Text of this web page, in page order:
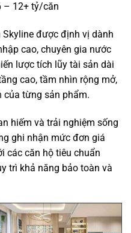
– 12+ tỷ/căn
Skyline được định vị dành
cao, chuyên gia nước
lược tích lũy tài sản dài
cao, tầm nhìn rộng mở,
của từng sản phẩm.
hiếm và trải nghiệm sống
ghi nhận mức đơn giá
các căn hộ tiêu chuẩn
trì khả năng bảo toàn và